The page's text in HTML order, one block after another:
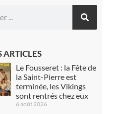
ARTICLES
Le Fousseret : la Fête de
la Saint-Pierre est
terminée, les Vikings
sont rentrés chez eux
6 août 2026